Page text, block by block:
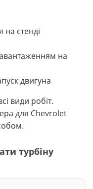
стенді
на
двигуна
види робіт.
для Chevrolet
турбіну